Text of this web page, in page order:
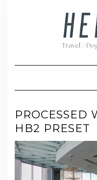
PROCESSED
HB2 PRESET